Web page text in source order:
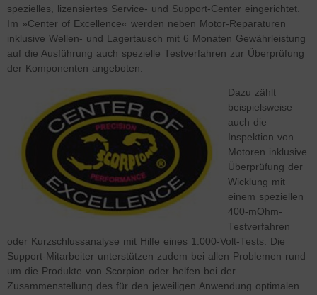
spezielles, lizensiertes Service- und Support-Center eingerichtet.
Im »Center of Excellence« werden neben Motor-Reparaturen
inklusive Wellen- und Lagertausch mit 6 Monaten Gewährleistung
auf die Ausführung auch spezielle Testverfahren zur Überprüfung
der Komponenten angeboten.
Dazu zählt
beispielsweise
auch die
Inspektion von
Motoren inklusive
Überprüfung der
Wicklung mit
einem speziellen
400-mOhm-
Testverfahren
oder Kurzschlussanalyse mit Hilfe eines 1.000-Volt-Tests. Die
Support-Mitarbeiter unterstützen zudem bei allen Problemen rund
um die Produkte von Scorpion oder helfen bei der
Zusammenstellung des für den jeweiligen Anwendung optimalen